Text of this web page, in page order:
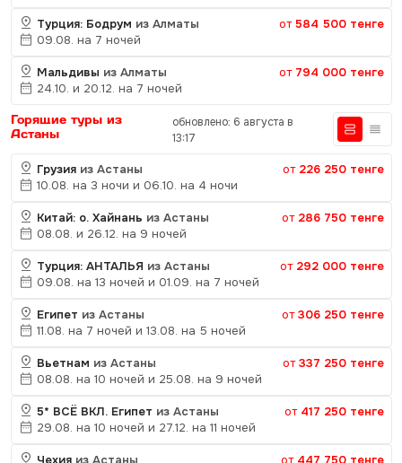
Турция: Бодрум из Алматы от584 500 тенге
09.08. на 7 ночей
Мальдивы из Алматы от 794 000 тенге
24.10. и 20.12. на 7 ночей
Горящие туры из
Астаны
обновлено: 6 августа в
13:17
Грузия из Астаны от 226 250 тенге
10.08. на 3 ночи и 06.10. на 4 ночи
Китай: о. Хайнань из Астаны от 286 750 тенге
08.08. и 26.12. на 9 ночей
Турция: АНТАЛЬЯ из Астаны от 292 000 тенге
09.08. на 13 ночей и 01.09. на 7 ночей
Египет из Астаны от306 250 тенге
11.08. на 7 ночей и 13.08. на 5 ночей
Вьетнам из Астаны от337 250 тенге
08.08. на 10 ночей и 25.08. на 9 ночей
5* ВСЁ ВКЛ. Египет из Астаны от 417 250 тенге
29.08. на 10 ночей и 27.12. на 11 ночей
Чехия из Астаны от 447 750 тенге